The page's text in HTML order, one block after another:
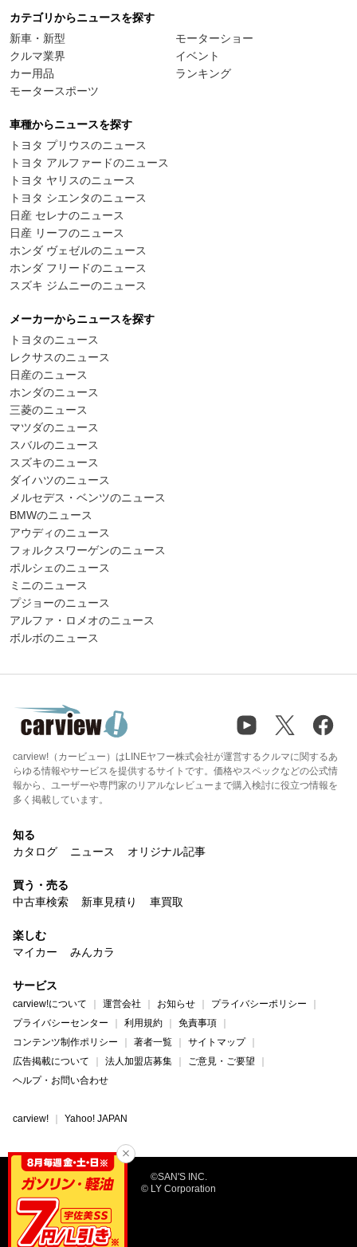
カテゴリからニュースを探す
新車・新型
クルマ業界
カー用品
モータースポーツ
モーターショー
イベント
ランキング
車種からニュースを探す
トヨタ プリウスのニュース
トヨタ アルファードのニュース
トヨタ ヤリスのニュース
トヨタ シエンタのニュース
日産 セレナのニュース
日産 リーフのニュース
ホンダ ヴェゼルのニュース
ホンダ フリードのニュース
スズキ ジムニーのニュース
メーカーからニュースを探す
トヨタのニュース
レクサスのニュース
日産のニュース
ホンダのニュース
三菱のニュース
マツダのニュース
スバルのニュース
スズキのニュース
ダイハツのニュース
メルセデス・ベンツのニュース
BMWのニュース
アウディのニュース
フォルクスワーゲンのニュース
ポルシェのニュース
ミニのニュース
プジョーのニュース
アルファ・ロメオのニュース
ボルボのニュース
carview!（カービュー）はLINEヤフー株式会社が運営するクルマに関するあ
らゆる情報やサービスを提供するサイトです。価格やスペックなどの公式情
報から、ユーザーや専門家のリアルなレビューまで購入検討に役立つ情報を
多く掲載しています。
知る
カタログ
ニュース オリジナル記事
買う・売る
中古車検索
新車見積り 車買取
楽しむ
マイカー
みんカラ
サービス
carview!について 運営会社 お知らせ
プライバシーポリシー
プライバシーセンター
利用規約
免責事項
コンテンツ制作ポリシー
著者一覧
サイトマップ
広告掲載について
法人加盟店募集
ご意見・ご要望
ヘルプ・お問い合わせ
carview! Yahoo! JAPAN
©SAN'S INC.
© LY Corporation